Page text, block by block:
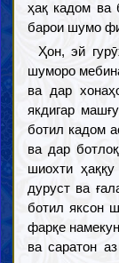
ҳақ кадом ва
барои шумо
Ҳон, эй
шуморо
ва дар
якдигар
ботил кадом
ва дар
шиохти
дуруст ва
ботил яксон
фарқе
ва саратон